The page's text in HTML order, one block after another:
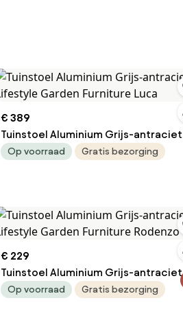
€ 389
Tuinstoel Aluminium Grijs-antraciet
Lifestyle Garden Furniture Luca
Op voorraad Gratis bezorging
€ 229
Tuinstoel Aluminium Grijs-antraciet
Lifestyle Garden Furniture Rodenzo
Op voorraad Gratis bezorging